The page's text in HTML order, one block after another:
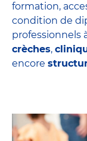
formation,
condition de
professionnels
crèches,
encore